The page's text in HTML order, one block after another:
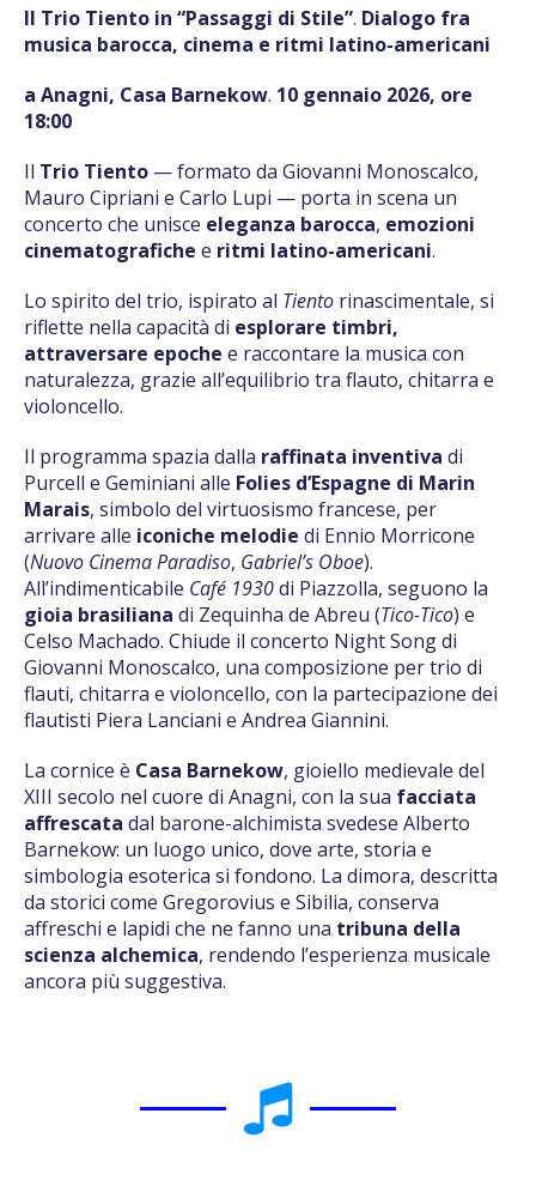
Il Trio Tiento in “Passaggi di Stile”. Dialogo fra
musica barocca, cinema e ritmi latino-americani
a Anagni, Casa Barnekow. 10 gennaio 2026, ore
18:00
Il Trio Tiento — formato da Giovanni Monoscalco,
Mauro Cipriani e Carlo Lupi — porta in scena un
concerto che unisce eleganza barocca, emozioni
cinematografiche e ritmi latino-americani.
Lo spirito del trio, ispirato al Tiento rinascimentale, si
riflette nella capacità di esplorare timbri,
attraversare epoche e raccontare la musica con
naturalezza, grazie all’equilibrio tra flauto, chitarra e
violoncello.
Il programma spazia dalla raffinata inventiva di
Purcell e Geminiani alle Folies d’Espagne di Marin
Marais, simbolo del virtuosismo francese, per
arrivare alle iconiche melodie di Ennio Morricone
(Nuovo Cinema Paradiso, Gabriel’s Oboe).
All’indimenticabile Café 1930di Piazzolla, seguono la
gioia brasiliana di Zequinha de Abreu (Tico-Tico) e
Celso Machado. Chiude il concerto Night Song di
Giovanni Monoscalco, una composizione per trio di
flauti, chitarra e violoncello, con la partecipazione dei
flautisti Piera Lanciani e Andrea Giannini.
La cornice è Casa Barnekow, gioiello medievale del
XIII secolo nel cuore di Anagni, con la sua facciata
affrescata dal barone-alchimista svedese Alberto
Barnekow: un luogo unico, dove arte, storia e
simbologia esoterica si fondono. La dimora, descritta
da storici come Gregorovius e Sibilia, conserva
affreschi e lapidi che ne fanno una tribuna della
scienza alchemica, rendendo l’esperienza musicale
ancora più suggestiva.